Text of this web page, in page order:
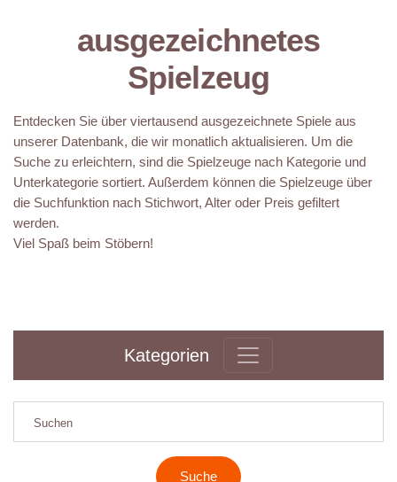
ausgezeichnetes
Spielzeug
Entdecken Sie über viertausend ausgezeichnete Spiele aus
unserer Datenbank, die wir monatlich aktualisieren. Um die
Suche zu erleichtern, sind die Spielzeuge nach Kategorie und
Unterkategorie sortiert. Außerdem können die Spielzeuge über
die Suchfunktion nach Stichwort, Alter oder Preis gefiltert
werden.
Viel Spaß beim Stöbern!
Kategorien